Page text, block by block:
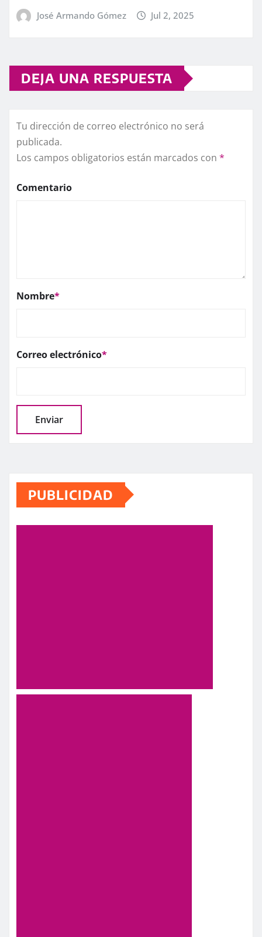
José Armando Gómez Jul 2, 2025
DEJA UNA RESPUESTA
Tu dirección de correo electrónico no será
publicada.
Los campos obligatorios están marcados con *
Comentario
Nombre*
Correo electrónico*
PUBLICIDAD